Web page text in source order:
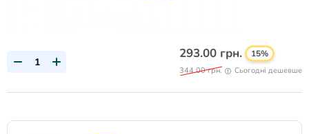
293.00 грн. 15%
344.00 грн. Сьогодні дешевше